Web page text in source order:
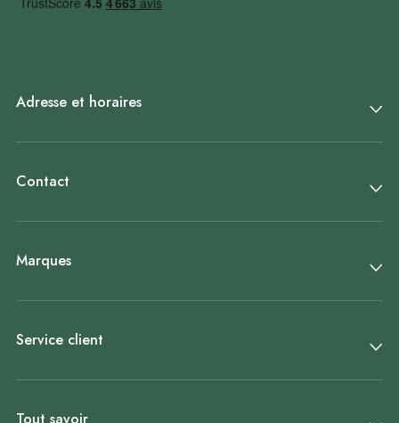
Adresse et horaires
Contact
Marques
Service client